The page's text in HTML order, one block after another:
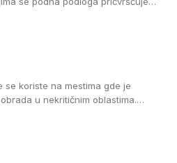
se koriste na mestima gde je
u nekritičnim oblastima.